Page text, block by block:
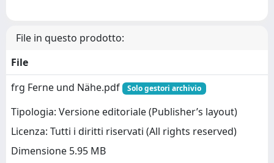
File in questo prodotto:
File
frg Ferne und Nähe.pdf
Solo gestori archivio
Tipologia: Versione editoriale (Publisher’s layout)
Licenza: Tutti i diritti riservati (All rights reserved)
Dimensione 5.95 MB